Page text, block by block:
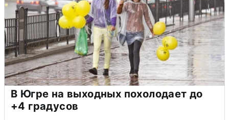
В Югре на выходных похолодает до
+4 градусов